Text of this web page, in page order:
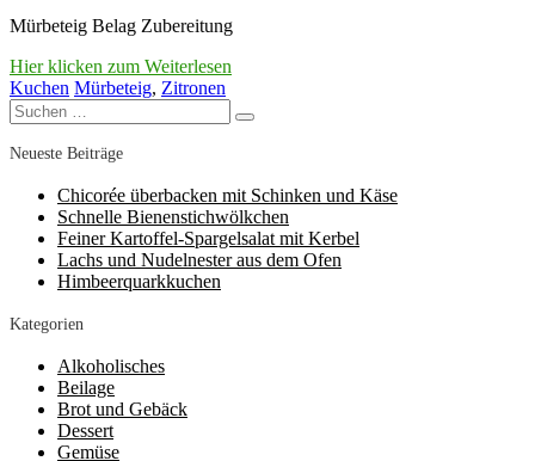
Mürbeteig Belag Zubereitung
Hier klicken zum Weiterlesen
Kuchen Mürbeteig, Zitronen
Suchen
nach:
Suchen
Neueste Beiträge
Chicorée überbacken mit Schinken und Käse
Schnelle Bienenstichwölkchen
Feiner Kartoffel-Spargelsalat mit Kerbel
Lachs und Nudelnester aus dem Ofen
Himbeerquarkkuchen
Kategorien
Alkoholisches
Beilage
Brot und Gebäck
Dessert
Gemüse